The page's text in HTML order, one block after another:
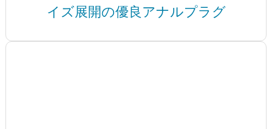
イズ展開の優良アナルプラグ